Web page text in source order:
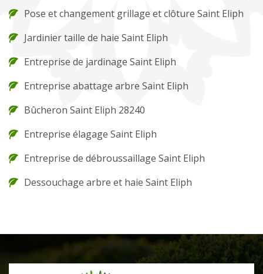
Pose et changement grillage et clôture Saint Eliph
Jardinier taille de haie Saint Eliph
Entreprise de jardinage Saint Eliph
Entreprise abattage arbre Saint Eliph
Bûcheron Saint Eliph 28240
Entreprise élagage Saint Eliph
Entreprise de débroussaillage Saint Eliph
Dessouchage arbre et haie Saint Eliph